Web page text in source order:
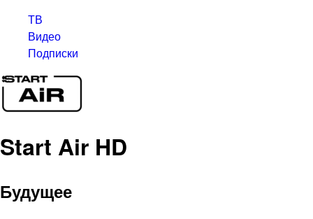
ТВ
Видео
Подписки
Start Air HD
Будущее